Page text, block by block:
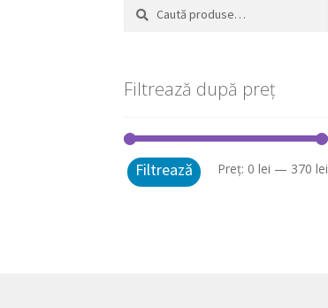
Caută
Filtrează după preț
Filtrează Preț: 0 lei — 370 lei